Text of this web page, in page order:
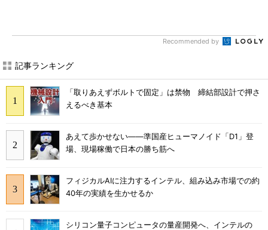
Recommended by
記事ランキング
「取りあえずボルトで固定」は禁物 締結部設計で押さ
えるべき基本
あえて歩かせない――準国産ヒューマノイド「D1」登
場、現場稼働で日本の勝ち筋へ
フィジカルAIに注力するインテル、組み込み市場での約
40年の実績を生かせるか
シリコン量子コンピュータの量産開発へ、インテルの